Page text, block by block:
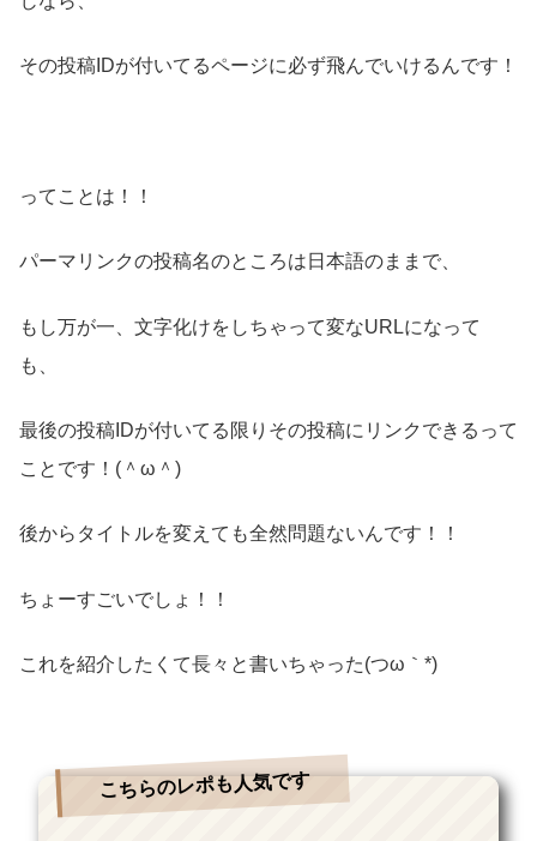
その投稿IDが付いてるページに必ず飛んでいけるんです！
ってことは！！
パーマリンクの投稿名のところは日本語のままで、
もし万が一、文字化けをしちゃって変なURLになって
も、
最後の投稿IDが付いてる限りその投稿にリンクできるって
ことです！(＾ω＾)
後からタイトルを変えても全然問題ないんです！！
ちょーすごいでしょ！！
これを紹介したくて長々と書いちゃった(つω｀*)
こちらのレポも人気です